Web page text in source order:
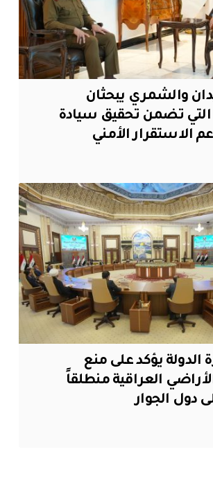
والشمري يبحثان
التي تضمن تحقيق سيادة
الاستقرار الأمني
الدولة يؤكد على منع
العراقية منطلقاً
دول الجوار